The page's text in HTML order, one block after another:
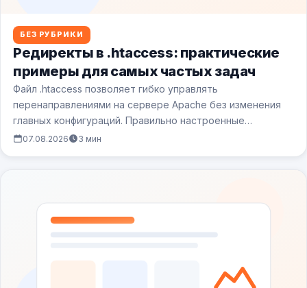
БЕЗ РУБРИКИ
Редиректы в .htaccess: практические
примеры для самых частых задач
Файл .htaccess позволяет гибко управлять
перенаправлениями на сервере Apache без изменения
главных конфигураций. Правильно настроенные
редиректы сохраняют SEO-позиции при смене…
07.08.2026 3 мин